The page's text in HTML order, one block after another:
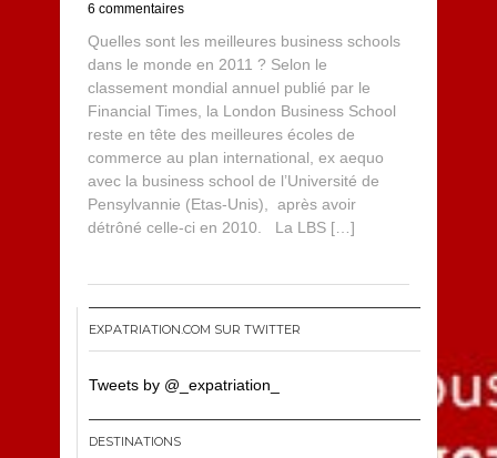
6 commentaires
Quelles sont les meilleures business schools
dans le monde en 2011 ? Selon le
classement mondial annuel publié par le
Financial Times, la London Business School
reste en tête des meilleures écoles de
commerce au plan international, ex aequo
avec la business school de l’Université de
Pensylvannie (Etas-Unis), après avoir
détrôné celle-ci en 2010. La LBS […]
EXPATRIATION.COM SUR TWITTER
Tweets by @_expatriation_
DESTINATIONS